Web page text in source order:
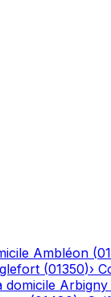
Ambléon (
(01350)›
domicile Arbigny